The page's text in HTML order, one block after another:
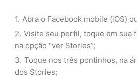
Abra o Facebook mobile (iOS)
Visite seu perfil, toque em sua
na opção “ver Stories”;
Toque nos três pontinhos, na
dos Stories;